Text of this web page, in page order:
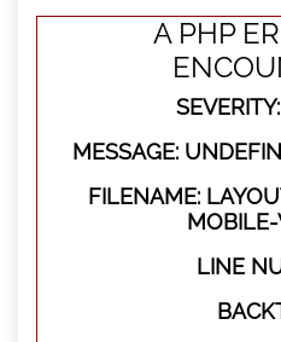
A PHP
MESSAGE:
FILENAME:
MOBILE-
LINE